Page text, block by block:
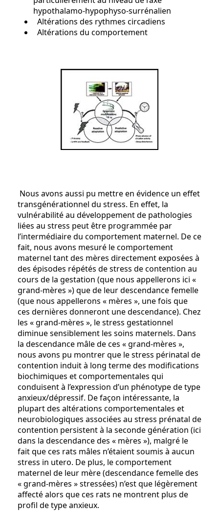
hypothalamo-hypophyso-surrénalien
Altérations des rythmes circadiens
Altérations du comportement
Nous avons aussi pu mettre en évidence un effet
transgénérationnel du stress. En effet, la
vulnérabilité au développement de pathologies
liées au stress peut être programmée par
l’intermédiaire du comportement maternel. De ce
fait, nous avons mesuré le comportement
maternel tant des mères directement exposées à
des épisodes répétés de stress de contention au
cours de la gestation (que nous appellerons ici «
grand-mères ») que de leur descendance femelle
(que nous appellerons « mères », une fois que
ces dernières donneront une descendance). Chez
les « grand-mères », le stress gestationnel
diminue sensiblement les soins maternels. Dans
la descendance mâle de ces « grand-mères »,
nous avons pu montrer que le stress périnatal de
contention induit à long terme des modifications
biochimiques et comportementales qui
conduisent à l’expression d’un phénotype de type
anxieux/dépressif. De façon intéressante, la
plupart des altérations comportementales et
neurobiologiques associées au stress prénatal de
contention persistent à la seconde génération (ici
dans la descendance des « mères »), malgré le
fait que ces rats mâles n’étaient soumis à aucun
stress in utero. De plus, le comportement
maternel de leur mère (descendance femelle des
« grand-mères » stressées) n’est que légèrement
affecté alors que ces rats ne montrent plus de
profil de type anxieux.